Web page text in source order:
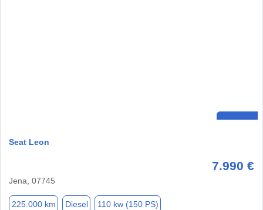
Seat Leon
7.990 €
Jena, 07745
225.000 km Diesel 110 kw (150 PS)